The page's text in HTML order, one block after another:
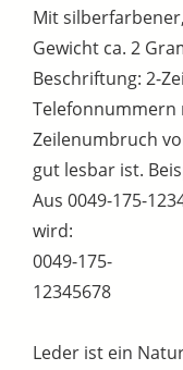
Mit
Gewicht ca. 2
Beschriftung: 2-
Telefonnummern
Zeilenumbruch
gut lesbar ist.
Aus 0049-175-
wird:
0049-175-
12345678
Leder ist ein